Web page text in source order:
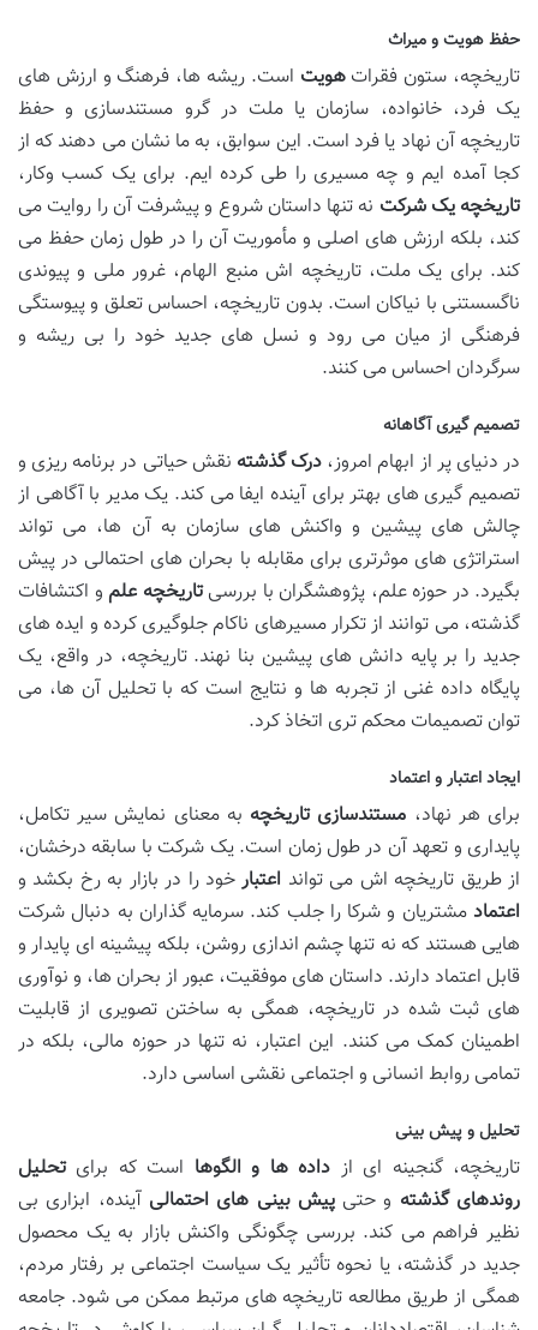
حفظ هویت و میراث
تاریخچه، ستون فقراتهویت است. ریشه ها، فرهنگ و ارزش های
یک فرد، خانواده، سازمان یا ملت در گرو مستندسازی و حفظ
تاریخچه آن نهاد یا فرد است. این سوابق، به ما نشان می دهند که از
کجا آمده ایم و چه مسیری را طی کرده ایم. برای یک کسب وکار،
تاریخچه یک شرکت نه تنها داستان شروع و پیشرفت آن را روایت می
کند، بلکه ارزش های اصلی و مأموریت آن را در طول زمان حفظ می
کند. برای یک ملت، تاریخچه اش منبع الهام، غرور ملی و پیوندی
ناگسستنی با نیاکان است. بدون تاریخچه، احساس تعلق و پیوستگی
فرهنگی از میان می رود و نسل های جدید خود را بی ریشه و
سرگردان احساس می کنند.
تصمیم گیری آگاهانه
در دنیای پر از ابهام امروز، درک گذشته نقش حیاتی در برنامه ریزی و
تصمیم گیری های بهتر برای آینده ایفا می کند. یک مدیر با آگاهی از
چالش های پیشین و واکنش های سازمان به آن ها، می تواند
استراتژی های موثرتری برای مقابله با بحران های احتمالی در پیش
بگیرد. در حوزه علم، پژوهشگران با بررسیتاریخچه علم و اکتشافات
گذشته، می توانند از تکرار مسیرهای ناکام جلوگیری کرده و ایده های
جدید را بر پایه دانش های پیشین بنا نهند. تاریخچه، در واقع، یک
پایگاه داده غنی از تجربه ها و نتایج است که با تحلیل آن ها، می
توان تصمیمات محکم تری اتخاذ کرد.
ایجاد اعتبار و اعتماد
برای هر نهاد، مستندسازی تاریخچه به معنای نمایش سیر تکامل،
پایداری و تعهد آن در طول زمان است. یک شرکت با سابقه درخشان،
از طریق تاریخچه اش می تواند اعتبارخود را در بازار به رخ بکشد و
اعتماد مشتریان و شرکا را جلب کند. سرمایه گذاران به دنبال شرکت
هایی هستند که نه تنها چشم اندازی روشن، بلکه پیشینه ای پایدار و
قابل اعتماد دارند. داستان های موفقیت، عبور از بحران ها، و نوآوری
های ثبت شده در تاریخچه، همگی به ساختن تصویری از قابلیت
اطمینان کمک می کنند. این اعتبار، نه تنها در حوزه مالی، بلکه در
تمامی روابط انسانی و اجتماعی نقشی اساسی دارد.
تحلیل و پیش بینی
تاریخچه، گنجینه ای از داده ها و الگوها است که برایتحلیل
روندهای گذشته و حتیپیش بینی های احتمالی آینده، ابزاری بی
نظیر فراهم می کند. بررسی چگونگی واکنش بازار به یک محصول
جدید در گذشته، یا نحوه تأثیر یک سیاست اجتماعی بر رفتار مردم،
همگی از طریق مطالعه تاریخچه های مرتبط ممکن می شود. جامعه